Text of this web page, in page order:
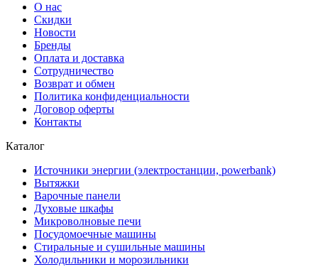
О нас
Скидки
Новости
Бренды
Оплата и доставка
Сотрудничество
Возврат и обмен
Политика конфиденциальности
Договор оферты
Контакты
Каталог
Источники энергии (электростанции, powerbank)
Вытяжки
Варочные панели
Духовые шкафы
Микроволновые печи
Посудомоечные машины
Стиральные и сушильные машины
Холодильники и морозильники